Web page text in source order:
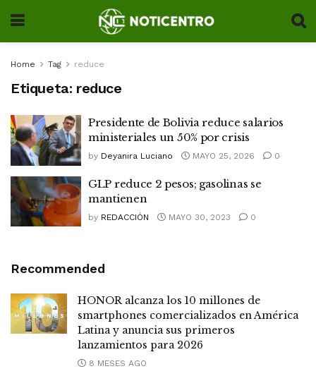
Home Tag reduce
Etiqueta: reduce
Presidente de Bolivia reduce salarios
ministeriales un 50% por crisis
by Deyanira Luciano MAYO 25, 2026 0
GLP reduce 2 pesos; gasolinas se
mantienen
by REDACCIÓN MAYO 30, 2023 0
Recommended
HONOR alcanza los 10 millones de
smartphones comercializados en América
Latina y anuncia sus primeros
lanzamientos para 2026
8 MESES AGO